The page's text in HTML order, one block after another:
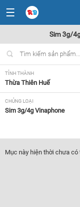
Sim 3g/
TỈNH THÀNH
Thừa Thiên Huế
CHỦNG LOẠI
Sim 3g/4g Vinaphone
Tất cả
Mục này hiện thời chưa có